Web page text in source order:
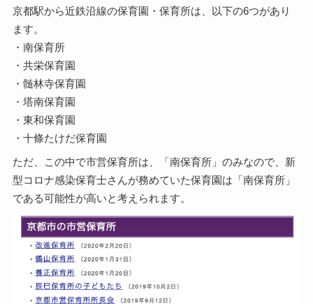
京都駅から近鉄沿線の保育園・保育所は、以下の6つがあり
ます。
・南保育所
・共栄保育園
・髄林寺保育園
・塔南保育園
・東和保育園
・十條たけだ保育園
ただ、この中で市営保育所は、「南保育所」のみなので、新
型コロナ感染保育士さんが務めていた保育園は「南保育所」
である可能性が高いと考えられます。